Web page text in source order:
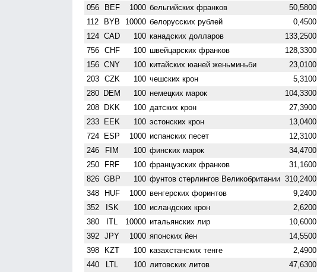
056 BEF 1000 бельгийских франков 50,5800
112 BYB 10000 белорусских рублей 0,4500
124 CAD 100 канадских долларов 133,2500
756 CHF 100 швейцарских франков 128,3300
156 CNY 100 китайских юаней женьминьби 23,0100
203 CZK 100 чешских крон 5,3100
280 DEM 100 немецких марок 104,3300
208 DKK 100 датских крон 27,3900
233 EEK 100 эстонских крон 13,0400
724 ESP 1000 испанских песет 12,3100
246 FIM 100 финских марок 34,4700
250 FRF 100 французских франков 31,1600
826 GBP 100 фунтов стерлингов Велико­британии 310,2400
348 HUF 1000 венгерских форинтов 9,2400
352 ISK 100 исландских крон 2,6200
380 ITL 10000 итальянских лир 10,6000
392 JPY 1000 японских йен 14,5500
398 KZT 100 казахстанских тенге 2,4900
440 LTL 100 литовских литов 47,6300